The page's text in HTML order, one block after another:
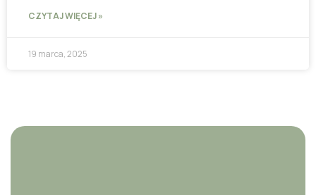
CZYTAJ WIĘCEJ »
19 marca, 2025